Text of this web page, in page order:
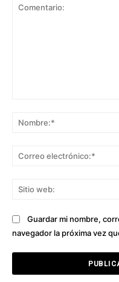
Guardar mi nombre,
navegador la próxima vez